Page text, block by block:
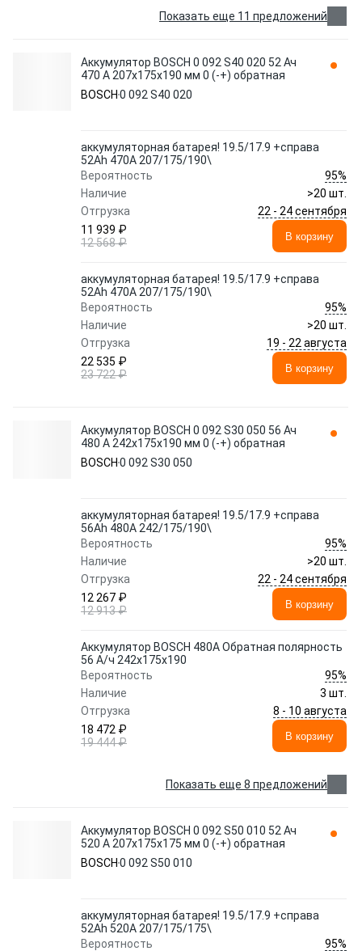
Показать еще 11 предложений
Аккумулятор BOSCH 0 092 S40 020 52 Ач
470 А 207x175x190 мм 0 (-+) обратная
BOSCH 0 092 S40 020
аккумуляторная батарея! 19.5/17.9 +справа
52Ah 470A 207/175/190\
Вероятность
95%
Наличие
>20 шт.
Отгрузка
22 - 24 сентября
11 939 ₽
12 568 ₽
В корзину
аккумуляторная батарея! 19.5/17.9 +справа
52Ah 470A 207/175/190\
Вероятность
95%
Наличие
>20 шт.
Отгрузка
19 - 22 августа
22 535 ₽
23 722 ₽
В корзину
Аккумулятор BOSCH 0 092 S30 050 56 Ач
480 А 242x175x190 мм 0 (-+) обратная
BOSCH 0 092 S30 050
аккумуляторная батарея! 19.5/17.9 +справа
56Ah 480A 242/175/190\
Вероятность
95%
Наличие
>20 шт.
Отгрузка
22 - 24 сентября
12 267 ₽
12 913 ₽
В корзину
Аккумулятор BOSCH 480A Обратная полярность
56 А/ч 242x175x190
Вероятность
95%
Наличие
3 шт.
Отгрузка
8 - 10 августа
18 472 ₽
19 444 ₽
В корзину
Показать еще 8 предложений
Аккумулятор BOSCH 0 092 S50 010 52 Ач
520 А 207x175x175 мм 0 (-+) обратная
BOSCH 0 092 S50 010
аккумуляторная батарея! 19.5/17.9 +справа
52Ah 520A 207/175/175\
Вероятность
95%